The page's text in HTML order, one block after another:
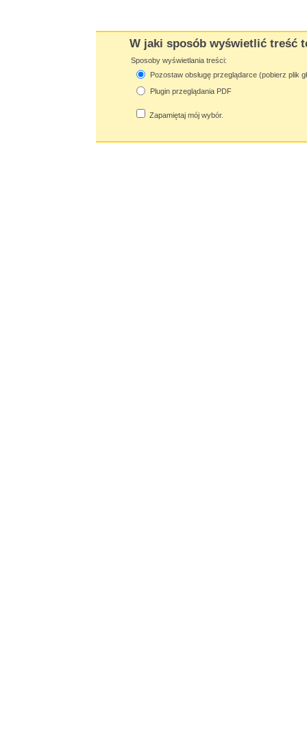
W jaki sposób wyświetlić treść
Sposoby wyświetlania treści:
Pozostaw obsługę przeglądarce (pobierz plik
Plugin przeglądania PDF
Zapamiętaj mój wybór.